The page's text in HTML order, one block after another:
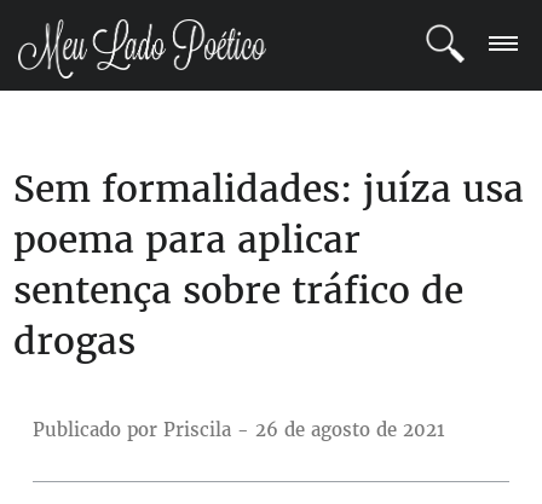
REGISTRO
POETAS
BLOG
COMUNIDADE
Sem formalidades: juíza usa
poema para aplicar
sentença sobre tráfico de
drogas
Publicado por Priscila - 26 de agosto de 2021